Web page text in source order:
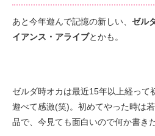
あと今年遊んで記憶の新しい、 ゼル
イアンス・アライブとかも。
ゼルダ時オカは最近15年以上経って
遊べて感激(笑)。初めてやった時は
品で、今見ても面白いので何か書き